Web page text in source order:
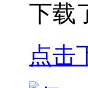
下载
点击